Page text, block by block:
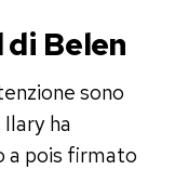
Belen
sono
ha
a pois firmato